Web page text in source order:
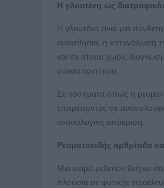
Η γλουτένη ως
Η γλουτένη είναι μια
ευαισθησία, η κατανάλωσή
και σε άτομα χωρίς
ανοσοποιητικού.
Σε νοσήματα όπως η
επιτρέποντας σε
ανοσολογική απόκριση.
Ρευματοειδής αρθρίτιδα
Μια σειρά μελετών δείχνει
πλούσια σε φυτικής